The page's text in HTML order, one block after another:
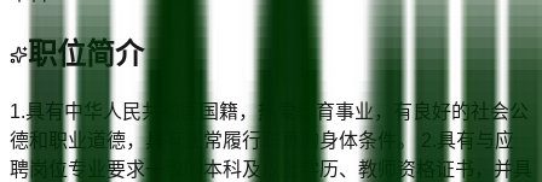
职位简介
1.具有中华人民共和国国籍，热爱教育事业，有良好的社会公
德和职业道德，具有正常履行职责的身体条件。 2.具有与应
聘岗位专业要求一致的本科及以上学历、教师资格证书，并具